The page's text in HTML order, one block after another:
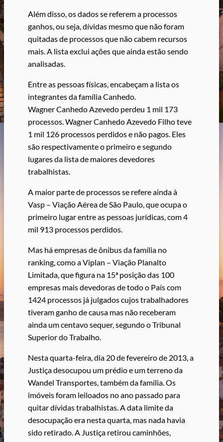
Além disso, os dados se referem a processos
ganhos, ou seja, dívidas mesmo que não foram
quitadas de processos que não cabem recursos
mais. A lista exclui ações que ainda estão sendo
analisadas.
Entre as pessoas físicas, encabeçam a lista os
integrantes da família Canhedo.
Wagner Canhedo Azevedo perdeu 1 mil 173
processos. Wagner Canhedo Azevedo Filho teve
1 mil 126 processos perdidos e não pagos. Eles
são respectivamente o primeiro e segundo
lugares da lista de maiores devedores
trabalhistas.
A maior parte de processos se refere ainda à
Vasp – Viação Aérea de São Paulo, que ocupa o
primeiro lugar entre as pessoas jurídicas, com 4
mil 913 processos perdidos.
Mas há empresas de ônibus da família no
ranking, como a Viplan – Viação Planalto
Limitada, que figura na 15ª posição das 100
empresas mais devedoras de todo o País com
1424 processos já julgados cujos trabalhadores
tiveram ganho de causa mas não receberam
ainda um centavo sequer, segundo o Tribunal
Superior do Trabalho.
Nesta quarta-feira, dia 20 de fevereiro de 2013, a
Justiça desocupou um prédio e um terreno da
Wandel Transportes, também da família. Os
imóveis foram leiloados no ano passado para
quitar dívidas trabalhistas. A data limite da
desocupação era nesta quarta, mas nada havia
sido retirado. A Justiça retirou caminhões,